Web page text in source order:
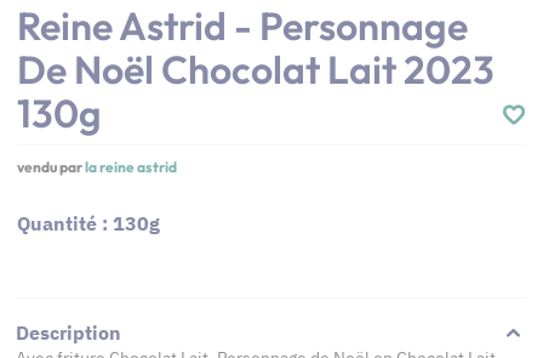
Reine Astrid - Personnage
De Noël Chocolat Lait 2023
130g
vendu parla reine astrid
Quantité : 130g
Description